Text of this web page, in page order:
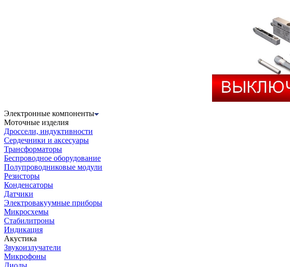
Электронные компоненты
Моточные изделия
Дроссели, индуктивности
Сердечники и аксесуары
Трансформаторы
Беспроводное оборудование
Полупроводниковые модули
Резисторы
Конденсаторы
Датчики
Электровакуумные приборы
Микросхемы
Стабилитроны
Индикация
Акустика
Звукоизлучатели
Микрофоны